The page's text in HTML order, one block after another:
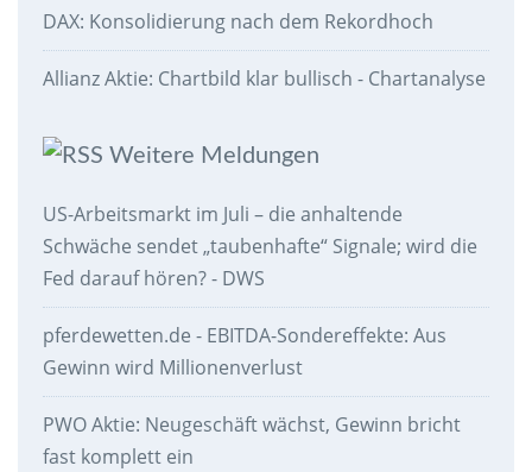
DAX: Konsolidierung nach dem Rekordhoch
Allianz Aktie: Chartbild klar bullisch - Chartanalyse
Weitere Meldungen
US-Arbeitsmarkt im Juli – die anhaltende
Schwäche sendet „taubenhafte“ Signale; wird die
Fed darauf hören? - DWS
pferdewetten.de - EBITDA-Sondereffekte: Aus
Gewinn wird Millionenverlust
PWO Aktie: Neugeschäft wächst, Gewinn bricht
fast komplett ein